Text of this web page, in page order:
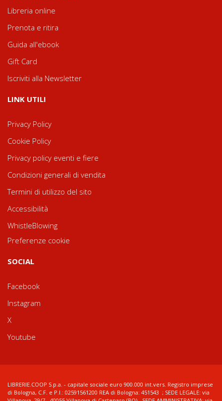
Libreria online
Prenota e ritira
Guida all'ebook
Gift Card
Iscriviti alla Newsletter
LINK UTILI
Privacy Policy
Cookie Policy
Privacy policy eventi e fiere
Condizioni generali di vendita
Termini di utilizzo del sito
Accessibilità
WhistleBlowing
Preferenze cookie
SOCIAL
Facebook
Instagram
X
Youtube
LIBRERIE.COOP S.p.a. - capitale sociale euro 900.000 int.vers. Registro imprese
di Bologna, C.F. e P.I.: 02591561200 REA di Bologna: 451543 ; SEDE LEGALE: via